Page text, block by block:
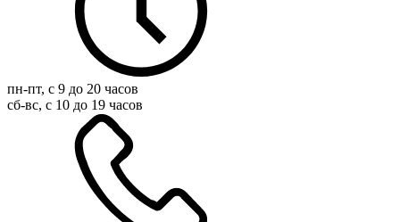
пн-пт, с 9 до 20 часов
сб-вс, с 10 до 19 часов